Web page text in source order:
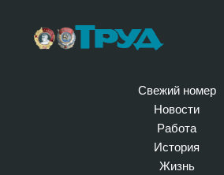
Свежий номер
Новости
Работа
История
Жизнь